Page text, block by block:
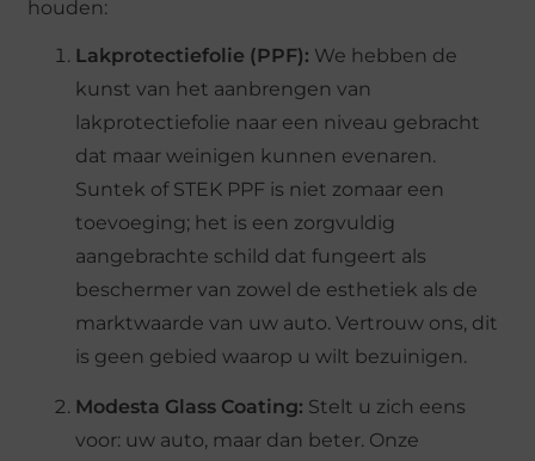
houden:
Lakprotectiefolie (PPF): We hebben de
kunst van het aanbrengen van
lakprotectiefolie naar een niveau gebracht
dat maar weinigen kunnen evenaren.
Suntek of STEK PPF is niet zomaar een
toevoeging; het is een zorgvuldig
aangebrachte schild dat fungeert als
beschermer van zowel de esthetiek als de
marktwaarde van uw auto. Vertrouw ons, dit
is geen gebied waarop u wilt bezuinigen.
Modesta Glass Coating: Stelt u zich eens
voor: uw auto, maar dan beter. Onze